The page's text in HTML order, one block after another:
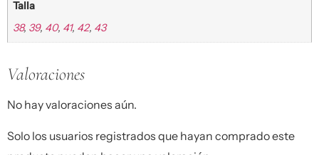
Talla
38, 39, 40, 41, 42, 43
Valoraciones
No hay valoraciones aún.
Solo los usuarios registrados que hayan comprado este